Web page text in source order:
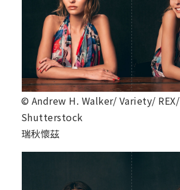
© Andrew H. Walker/ Variety/ REX/
Shutterstock
瑞秋懷茲